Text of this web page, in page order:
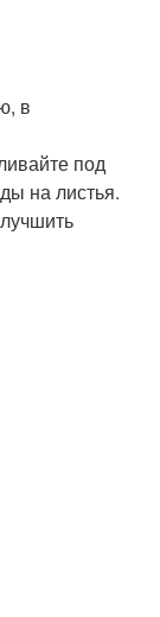
в
под
на листья.